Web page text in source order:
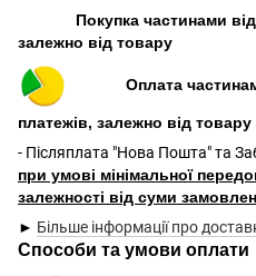
Покупка частинами від
залежно від товару
Оплата частинами
платежів, залежно від товару
- Післяплата "Нова Пошта" та
при умові мінімальної
залежності від суми
► Більше інформації про
Способи та умови оплати